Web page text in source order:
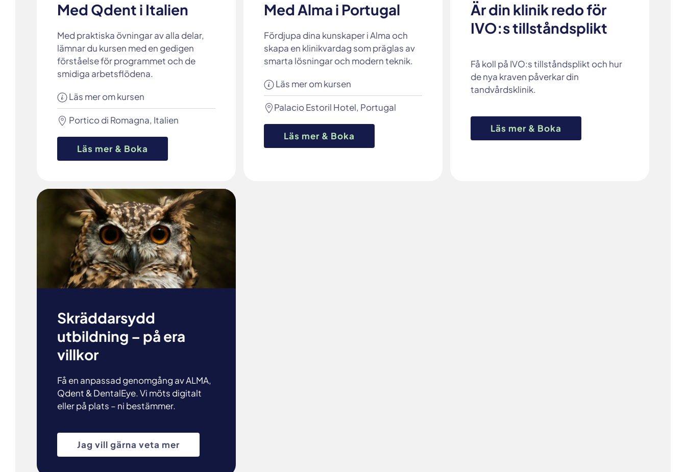
Med Qdent i Italien
Med praktiska övningar av alla delar,
lämnar du kursen med en gedigen
förståelse för programmet och de
smidiga arbetsflödena.
Läs mer om kursen
Portico di Romagna, Italien
Läs mer & Boka
Med Alma i Portugal
Fördjupa dina kunskaper i Alma och
skapa en klinikvardag som präglas av
smarta lösningar och modern teknik.
Läs mer om kursen
Palacio Estoril Hotel, Portugal
Läs mer & Boka
Är din klinik redo för
IVO:s tillståndsplikt
Få koll på IVO:s tillståndsplikt och hur
de nya kraven påverkar din
tandvårdsklinik.
Läs mer & Boka
Skräddarsydd
utbildning – på era
villkor
Få en anpassad genomgång av ALMA,
Qdent & DentalEye. Vi möts digitalt
eller på plats – ni bestämmer.
Jag vill gärna veta mer